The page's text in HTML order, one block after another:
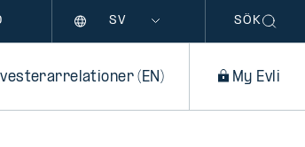
SÖK
(EN) My Evli